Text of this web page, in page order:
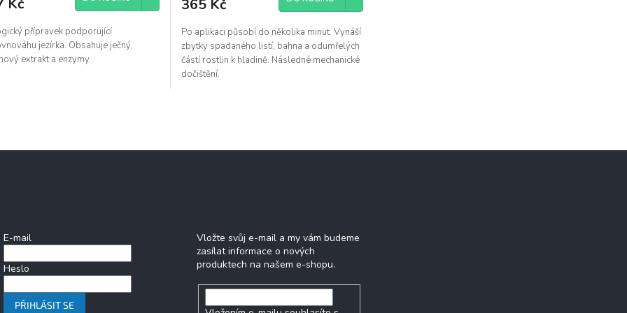
Kč
přípravek podporující
jezírka. Obsahuje ječný,
extrakt a enzymy.
365 Kč
Po aplikaci působí do několika minut. Vynáší
zbytky spadaného listí, bahna a odumřelých
částí rostlin k hladině. Následné mechanické
dočištění.
á
v
k
y
ý
p
E-mail
Heslo
PŘIHLÁSIT SE
Vložte svůj e-mail a my vám budeme
zasílat informace o nových
produktech na našem e-shopu.